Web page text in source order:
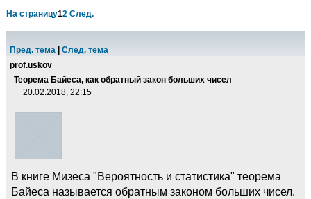
На страницу12 След.
Пред. тема
След. тема
prof.uskov
Теорема Байеса, как обратный закон больших чисел
20.02.2018, 22:15
В книге Мизеса "Вероятность и статистика" теорема
Байеса называется обратным законом больших чисел.